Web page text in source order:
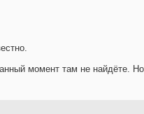
момент там не найдёте.